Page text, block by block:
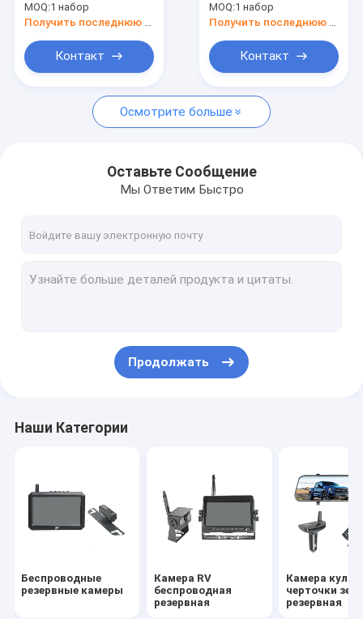
Новости
Отправить запрос
Камера RV беспроводная резервная
Камера ночного видения резервная
Камера обратного DVR
Детская автомобильная зеркальная камера
цвета 5 IPS дюйма
MOQ:1 набор
Получить последнюю цену
Контакт
5 дюймов
MOQ:1 набор
Получить последнюю цену
Контакт
Осмотрите больше
Оставьте Сообщение
Мы Ответим Быстро
Продолжать
Наши Категории
Беспроводные
резервные камеры
Камера RV
беспроводная
резервная
Камера
черточки
резервная